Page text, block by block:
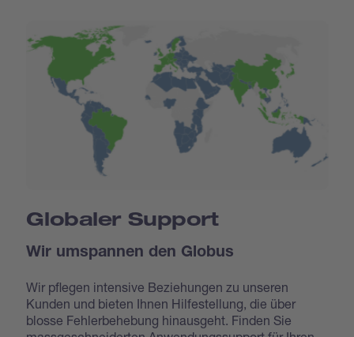
Globaler Support
Wir umspannen den Globus
Wir pflegen intensive Beziehungen zu unseren
Kunden und bieten Ihnen Hilfestellung, die über
blosse Fehlerbehebung hinausgeht. Finden Sie